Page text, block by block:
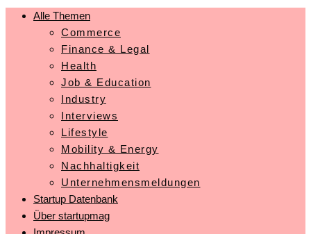
Alle Themen
Commerce
Finance & Legal
Health
Job & Education
Industry
Interviews
Lifestyle
Mobility & Energy
Nachhaltigkeit
Unternehmensmeldungen
Startup Datenbank
Über startupmag